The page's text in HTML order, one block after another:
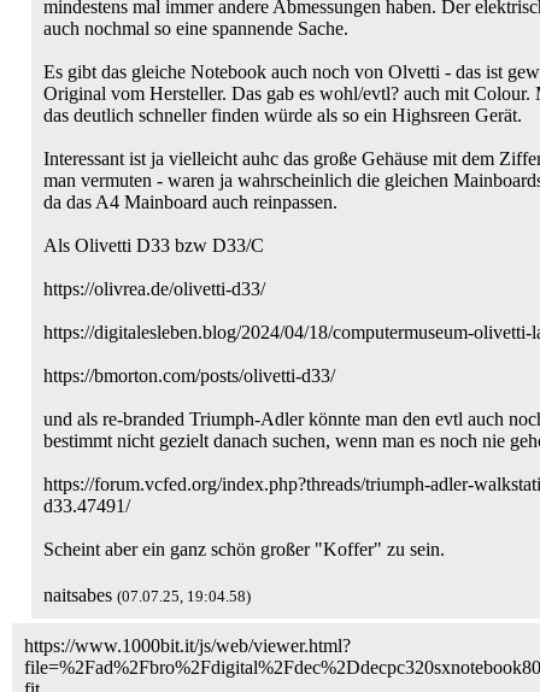
mindestens mal immer andere Abmessungen haben. Der
auch nochmal so eine spannende Sache.
Es gibt das gleiche Notebook auch noch von Olvetti - das ist
Original vom Hersteller. Das gab es wohl/evtl? auch mit Colour.
das deutlich schneller finden würde als so ein Highsreen Gerät.
Interessant ist ja vielleicht auhc das große Gehäuse mit dem
man vermuten - waren ja wahrscheinlich die gleichen
da das A4 Mainboard auch reinpassen.
Als Olivetti D33 bzw D33/C
https://olivrea.de/olivetti-d33/
https://digitalesleben.blog/2024/04/18/computermuseum-
https://bmorton.com/posts/olivetti-d33/
und als re-branded Triumph-Adler könnte man den evtl auch
bestimmt nicht gezielt danach suchen, wenn man es noch nie
https://forum.vcfed.org/index.php?threads/triumph-adler-
d33.47491/
Scheint aber ein ganz schön großer "Koffer" zu sein.
naitsabes (07.07.25, 19:04.58)
https://www.1000bit.it/js/web/viewer.html?